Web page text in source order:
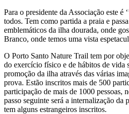
Para o presidente da Associação este é
todos. Tem como partida a praia e
emblemáticos da ilha dourada, onde
Branco, onde temos uma vista
O Porto Santo Nature Trail tem por
do exercício físico e de hábitos de vida
promoção da ilha através das várias
prova. Estão inscritos mais de 500
participação de mais de 1000 pessoas,
passo seguinte será a internalização da
tem alguns estrangeiros inscritos.